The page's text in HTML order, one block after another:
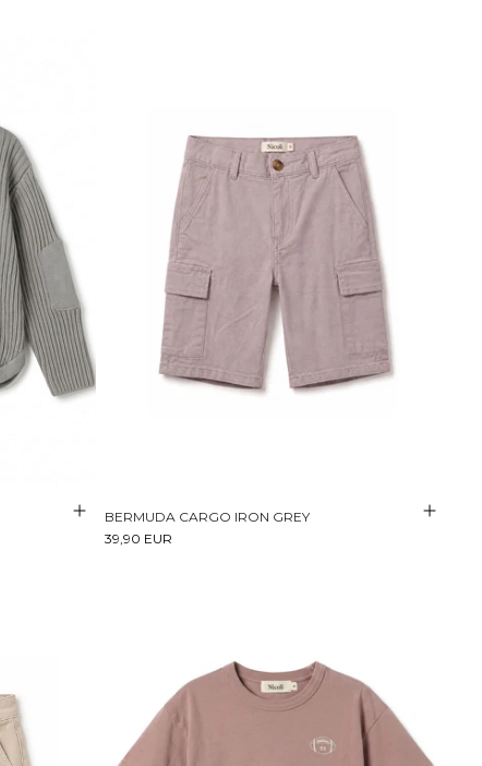
BERMUDA CARGO IRON GREY
39,90 EUR